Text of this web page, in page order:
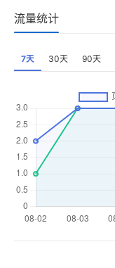
流量统计
7天 30天 90天